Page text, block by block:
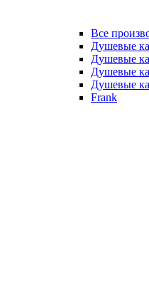
Все
Душевые
Душевые
Душевые
Душевые
Frank